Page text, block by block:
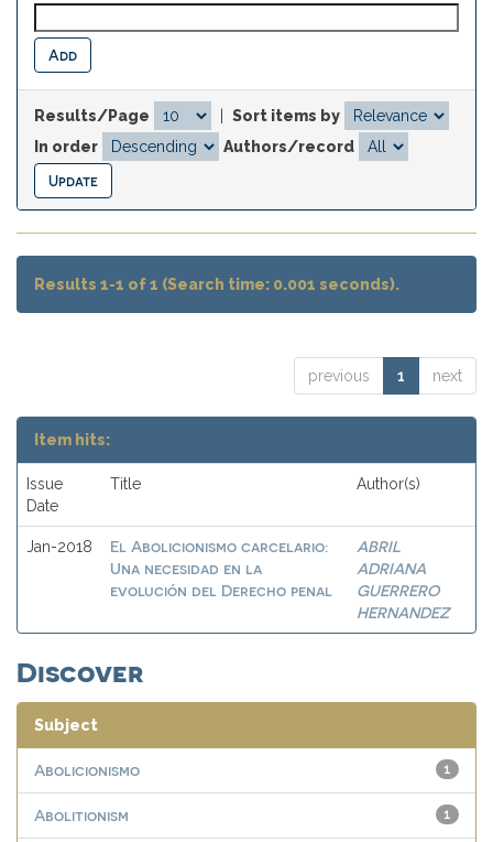
Results/Page
Sort items by
In order
Authors/record
Results 1-1 of 1 (Search time: 0.001 seconds).
previous 1 next
Item hits:
Issue
Date
Title Author(s)
Jan-2018
El Abolicionismo carcelario:
Una necesidad en la
evolución del Derecho penal
ABRIL
ADRIANA
GUERRERO
HERNANDEZ
Discover
Subject
1
Abolicionismo
1
Abolitionism